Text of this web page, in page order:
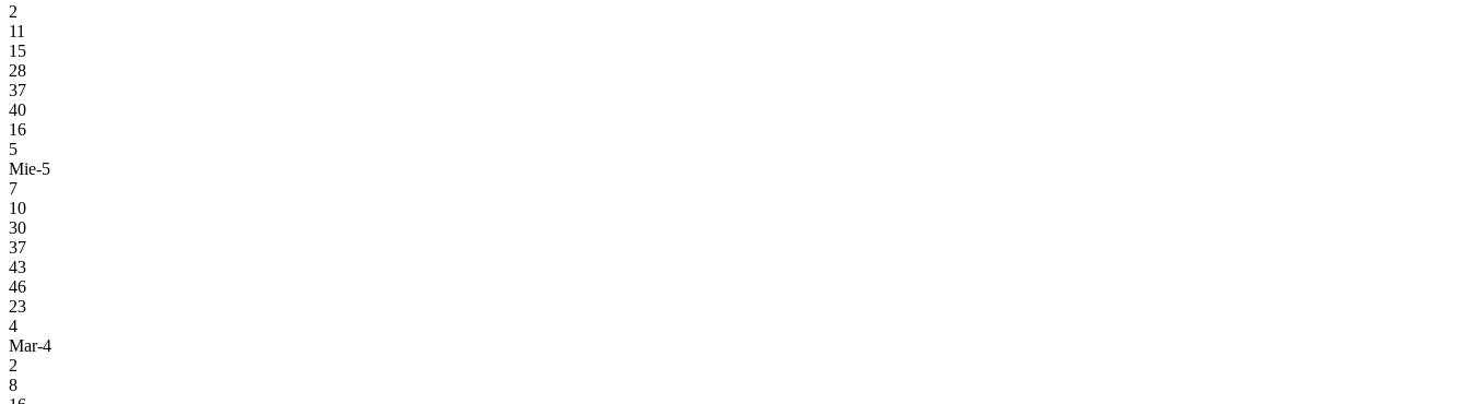
2
11
15
28
37
40
16
5
Mie-5
7
10
30
37
43
46
23
4
Mar-4
2
8